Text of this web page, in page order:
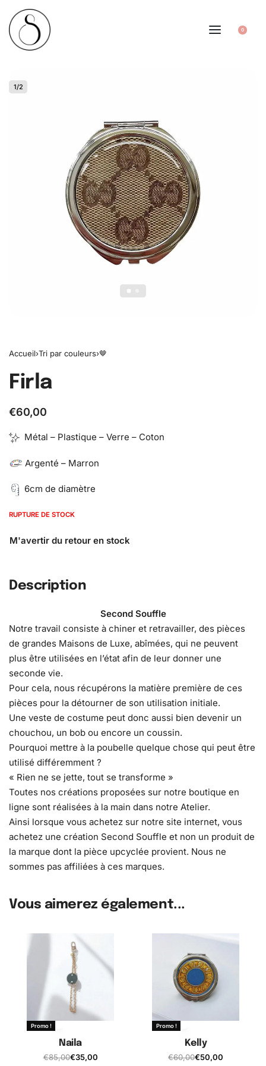
0
1/2
Accueil›Tri par couleurs›🤎
Firla
€60,00
Métal – Plastique – Verre – Coton
Argenté – Marron
6cm de diamètre
RUPTURE DE STOCK
Description
Second Souffle
Notre travail consiste à chiner et retravailler, des pièces
de grandes Maisons de Luxe, abîmées, qui ne peuvent
plus être utilisées en l’état afin de leur donner une
seconde vie.
Pour cela, nous récupérons la matière première de ces
pièces pour la détourner de son utilisation initiale.
Une veste de costume peut donc aussi bien devenir un
chouchou, un bob ou encore un coussin.
Pourquoi mettre à la poubelle quelque chose qui peut être
utilisé différemment ?
« Rien ne se jette, tout se transforme »
Toutes nos créations proposées sur notre boutique en
ligne sont réalisées à la main dans notre Atelier.
Ainsi lorsque vous achetez sur notre site internet, vous
achetez une création Second Souffle et non un produit de
la marque dont la pièce upcyclée provient. Nous ne
sommes pas affiliées à ces marques.
Vous aimerez également...
Promo !
Naila
€85,00€35,00
Promo !
Kelly
€60,00€50,00